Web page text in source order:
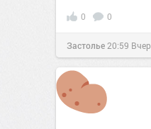
0 0
Застолье 20:59